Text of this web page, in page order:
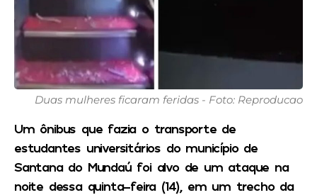
Duas mulheres ficaram feridas - Foto: Reproducao
Um ônibus que fazia o transporte de
estudantes universitários do município de
Santana do Mundaú foi alvo de um ataque na
noite dessa quinta-feira (14), em um trecho da